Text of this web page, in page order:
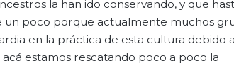
la han ido conservando, y que
un poco porque actualmente muchos
en la práctica de esta cultura debido
estamos rescatando poco a poco la